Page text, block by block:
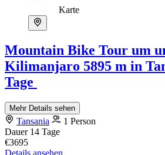
Karte
Mountain Bike Tour um
Kilimanjaro 5895 m in
Tage
Mehr Details sehen
Tansania
1 Person
Dauer 14 Tage
€3695
Details ansehen